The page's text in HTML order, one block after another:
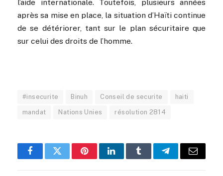
l’aide internationale. Toutefois, plusieurs années
après sa mise en place, la situation d’Haïti continue
de se détériorer, tant sur le plan sécuritaire que
sur celui des droits de l’homme.
#insecurite Binuh Conseil de securite haiti
mandat Nations Unies résolution 2814
FacebookTwitterPinterestLinkedInTumblrTelegramEmail